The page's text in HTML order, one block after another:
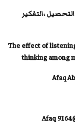
،التفكير
The effect of
thinking among
Afaq
Afaq